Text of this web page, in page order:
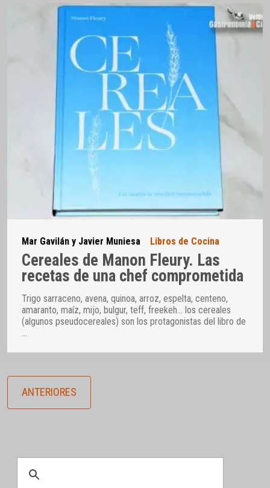
Mar Gavilán y Javier Muniesa Libros de Cocina
Cereales de Manon Fleury. Las
recetas de una chef comprometida
Trigo sarraceno, avena, quinoa, arroz, espelta, centeno,
amaranto, maíz, mijo, bulgur, teff, freekeh… los cereales
(algunos pseudocereales) son los protagonistas del libro de
ANTERIORES